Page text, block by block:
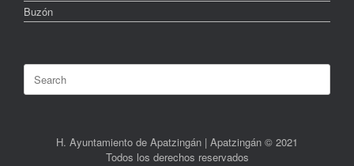
Buzón
for:
H. Ayuntamiento de Apatzingán | Apatzingán © 2021
Todos los derechos reservados